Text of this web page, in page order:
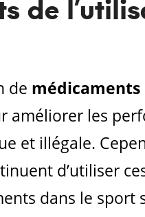
de
de médicaments
améliorer les
et illégale.
d’utiliser
dans le sport